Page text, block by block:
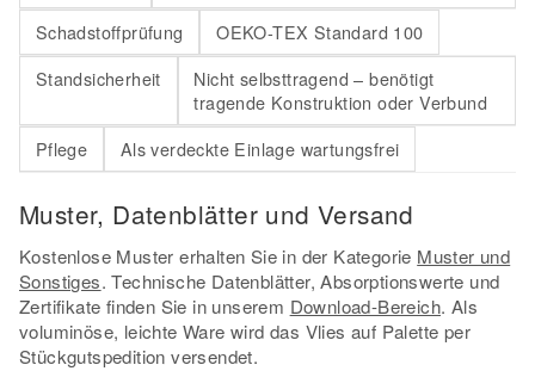
Schadstoffprüfung
OEKO-TEX Standard 100
Standsicherheit
Nicht selbsttragend – benötigt
tragende Konstruktion oder Verbund
Pflege
Als verdeckte Einlage wartungsfrei
Muster, Datenblätter und Versand
Kostenlose Muster erhalten Sie in der Kategorie Muster und
Sonstiges. Technische Datenblätter, Absorptionswerte und
Zertifikate finden Sie in unserem Download-Bereich. Als
voluminöse, leichte Ware wird das Vlies auf Palette per
Stückgutspedition versendet.